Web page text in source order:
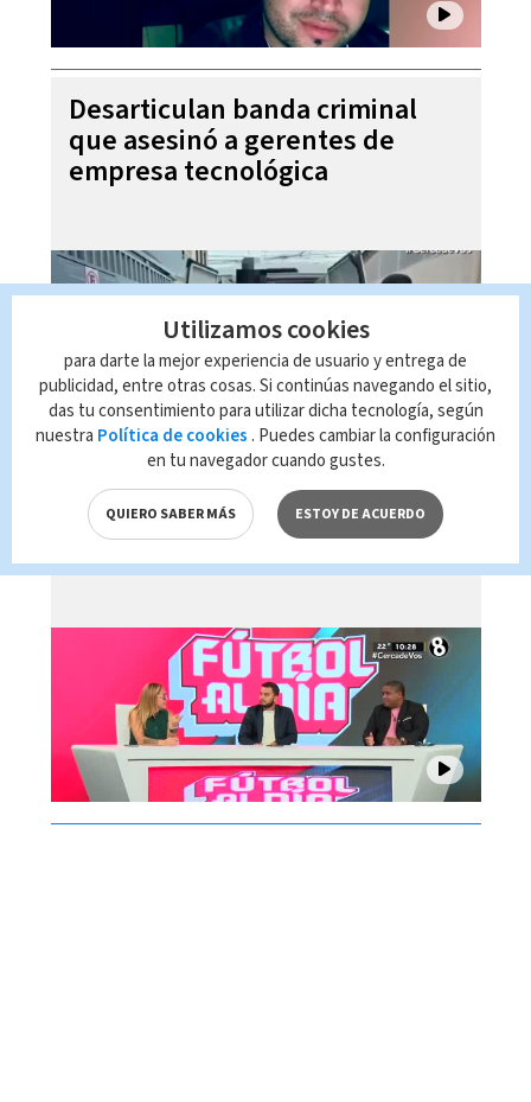
Desarticulan banda criminal
que asesinó a gerentes de
empresa tecnológica
Futbol al Día, 05 de agosto
2026
Utilizamos cookies
para darte la mejor experiencia de usuario y entrega de
publicidad, entre otras cosas. Si continúas navegando el sitio,
das tu consentimiento para utilizar dicha tecnología, según
nuestra Política de cookies . Puedes cambiar la configuración
en tu navegador cuando gustes.
QUIERO SABER MÁS ESTOY DE ACUERDO